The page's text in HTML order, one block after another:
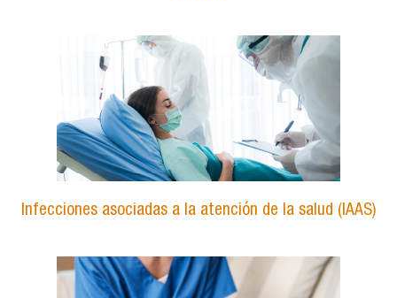
Infecciones asociadas a la atención de la salud (IAAS)